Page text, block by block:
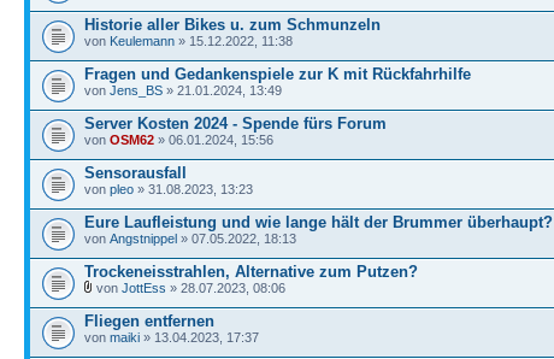
Historie aller Bikes u. zum Schmunzeln
von Keulemann » 15.12.2022, 11:38
Fragen und Gedankenspiele zur K mit Rückfahrhilfe
von Jens_BS » 21.01.2024, 13:49
Server Kosten 2024 - Spende fürs Forum
von OSM62 » 06.01.2024, 15:56
Sensorausfall
von pleo » 31.08.2023, 13:23
Eure Laufleistung und wie lange hält der Brummer überhaupt?
von Angstnippel » 07.05.2022, 18:13
Trockeneisstrahlen, Alternative zum Putzen?
von JottEss » 28.07.2023, 08:06
Fliegen entfernen
von maiki » 13.04.2023, 17:37